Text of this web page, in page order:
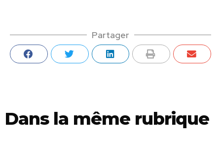
Partager
Dans la même rubrique